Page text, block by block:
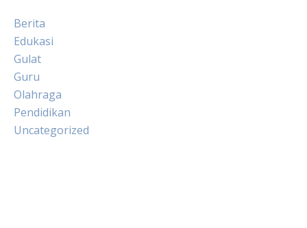
Berita
Edukasi
Gulat
Guru
Olahraga
Pendidikan
Uncategorized